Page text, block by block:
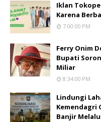
Iklan
Karena
7:00:00 PM
Ferry Onim
Bupati
Miliar
8:34:00 PM
Lindungi
Kemendagri
Banjir